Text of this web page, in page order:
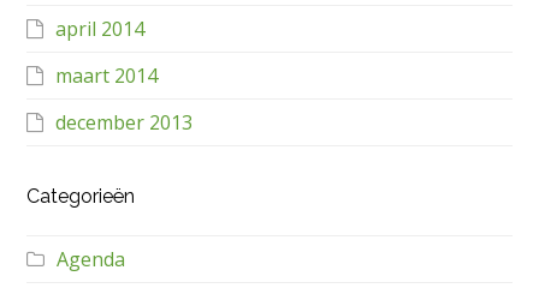
april 2014
maart 2014
december 2013
Categorieën
Agenda